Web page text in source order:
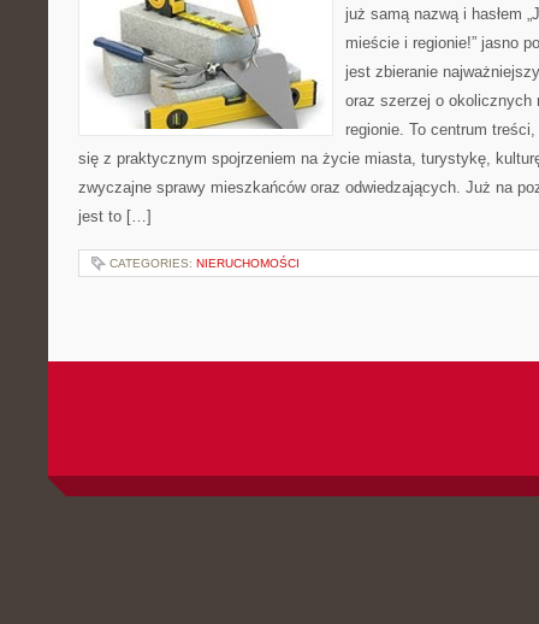
już samą nazwą i hasłem
mieście i regionie!” jasno
jest zbieranie
oraz szerzej o okolicznych
regionie. To centrum
się z praktycznym spojrzeniem na życie miasta, turystykę,
zwyczajne sprawy mieszkańców oraz odwiedzających. Już na
jest to […]
CATEGORIES: NIERUCHOMOŚCI